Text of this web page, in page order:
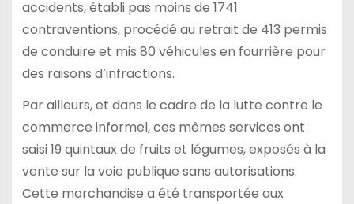
accidents, établi pas moins de 1741
contraventions, procédé au retrait de 413 permis
de conduire et mis 80 véhicules en fourrière pour
des raisons d’infractions.
Par ailleurs, et dans le cadre de la lutte contre le
commerce informel, ces mêmes services ont
saisi 19 quintaux de fruits et légumes, exposés à la
vente sur la voie publique sans autorisations.
Cette marchandise a été transportée aux